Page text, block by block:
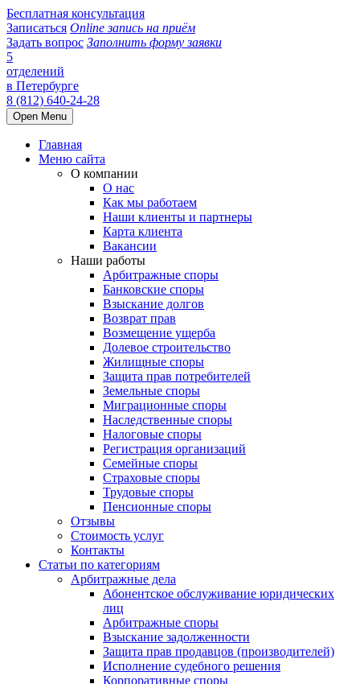
Бесплатная консультация
Записаться Online запись на приём
Задать вопрос Заполнить форму заявки
5
отделений
в Петербурге
8 (812) 640-24-28
Open Menu
Главная
Меню сайта
О компании
О нас
Как мы работаем
Наши клиенты и партнеры
Карта клиента
Вакансии
Наши работы
Арбитражные споры
Банковские споры
Взыскание долгов
Возврат прав
Возмещение ущерба
Долевое строительство
Жилищные споры
Защита прав потребителей
Земельные споры
Миграционные споры
Наследственные споры
Налоговые споры
Регистрация организаций
Семейные споры
Страховые споры
Трудовые споры
Пенсионные споры
Отзывы
Стоимость услуг
Контакты
Статьи по категориям
Арбитражные дела
Абонентское обслуживание юридических
лиц
Арбитражные споры
Взыскание задолженности
Защита прав продавцов (производителей)
Исполнение судебного решения
Корпоративные споры